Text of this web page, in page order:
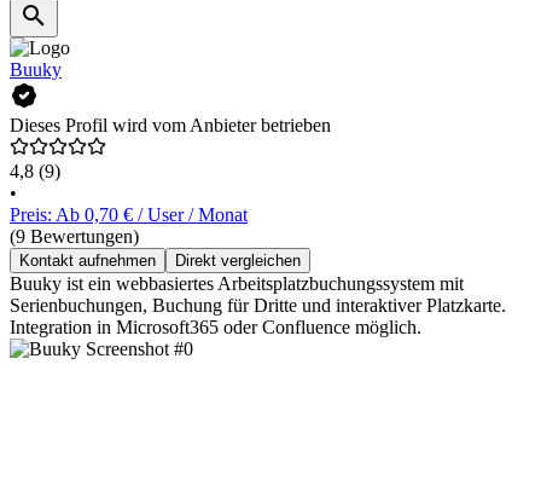
Buuky
Dieses Profil wird vom Anbieter betrieben
4,8 (9)
•
Preis: Ab 0,70 € / User / Monat
(9 Bewertungen)
Kontakt aufnehmen Direkt vergleichen
Buuky ist ein webbasiertes Arbeitsplatzbuchungssystem mit
Serienbuchungen, Buchung für Dritte und interaktiver Platzkarte.
Integration in Microsoft365 oder Confluence möglich.